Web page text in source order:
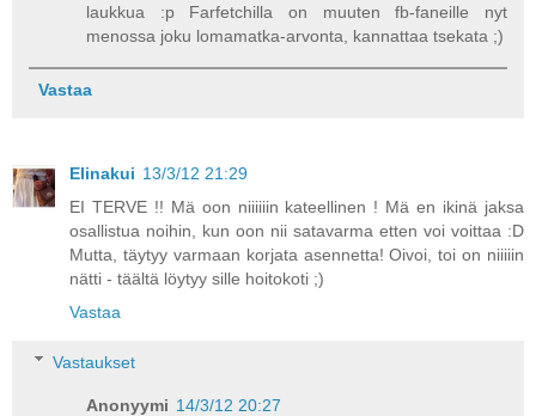
laukkua :p Farfetchilla on muuten fb-faneille nyt
menossa joku lomamatka-arvonta, kannattaa tsekata ;)
Vastaa
Elinakui 13/3/12 21:29
EI TERVE !! Mä oon niiiiiin kateellinen ! Mä en ikinä jaksa
osallistua noihin, kun oon nii satavarma etten voi voittaa :D
Mutta, täytyy varmaan korjata asennetta! Oivoi, toi on niiiiin
nätti - täältä löytyy sille hoitokoti ;)
Vastaa
Vastaukset
Anonyymi 14/3/12 20:27